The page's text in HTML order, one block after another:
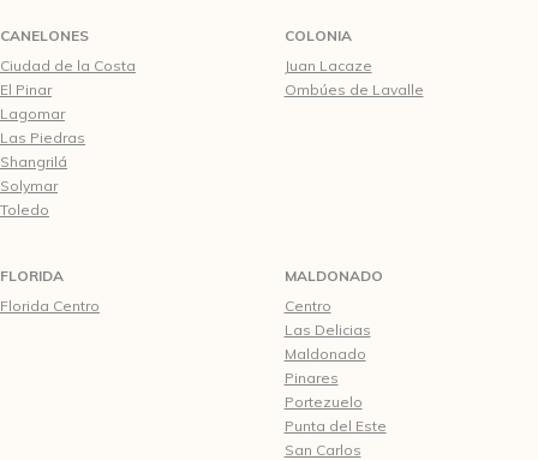
CANELONES
Ciudad de la Costa
El Pinar
Lagomar
Las Piedras
Shangrilá
Solymar
Toledo
COLONIA
Juan Lacaze
Ombúes de Lavalle
FLORIDA
Florida Centro
MALDONADO
Centro
Las Delicias
Maldonado
Pinares
Portezuelo
Punta del Este
San Carlos